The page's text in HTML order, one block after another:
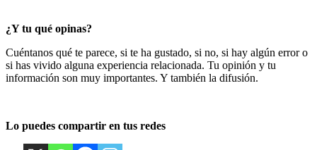
¿Y tu qué opinas?
Cuéntanos qué te parece, si te ha gustado, si no, si hay algún error o
si has vivido alguna experiencia relacionada. Tu opinión y tu
información son muy importantes. Y también la difusión.
Lo puedes compartir en tus redes